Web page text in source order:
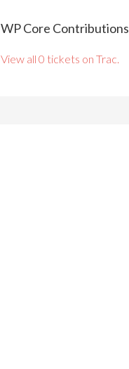
WP Core Contributions
View all 0 tickets on Trac.